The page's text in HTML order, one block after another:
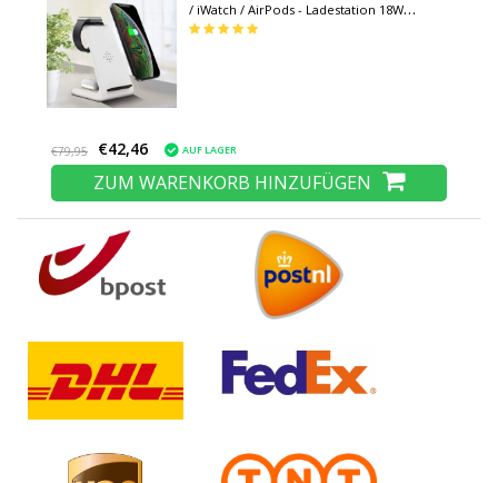
/ iWatch / AirPods - Ladestation 18W
Wireless Pad Weiß
€79,95 €42,46 AUF LAGER
ZUM WARENKORB HINZUFÜGEN